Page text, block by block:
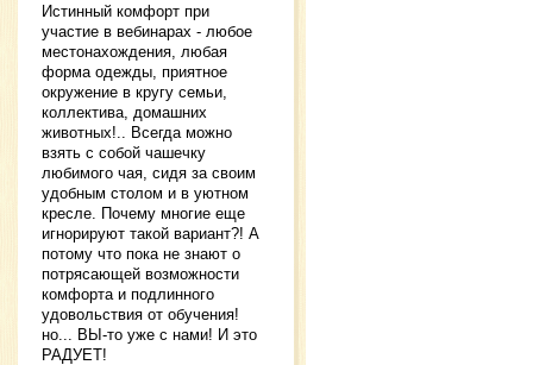
Истинный комфорт при
участие в вебинарах - любое
местонахождения, любая
форма одежды, приятное
окружение в кругу семьи,
коллектива, домашних
животных!.. Всегда можно
взять с собой чашечку
любимого чая, сидя за своим
удобным столом и в уютном
кресле. Почему многие еще
игнорируют такой вариант?! А
потому что пока не знают о
потрясающей возможности
комфорта и подлинного
удовольствия от обучения!
но... ВЫ-то уже с нами! И это
РАДУЕТ!